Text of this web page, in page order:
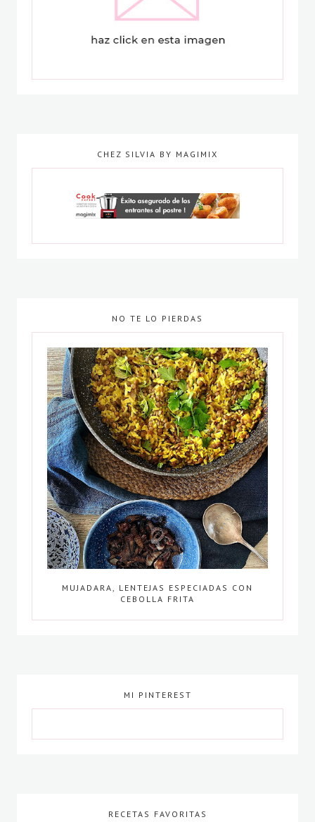
CHEZ SILVIA BY MAGIMIX
NO TE LO PIERDAS
MUJADARA, LENTEJAS ESPECIADAS CON
CEBOLLA FRITA
MI PINTEREST
RECETAS FAVORITAS